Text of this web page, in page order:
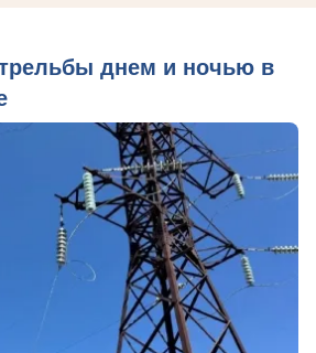
днем и ночью в